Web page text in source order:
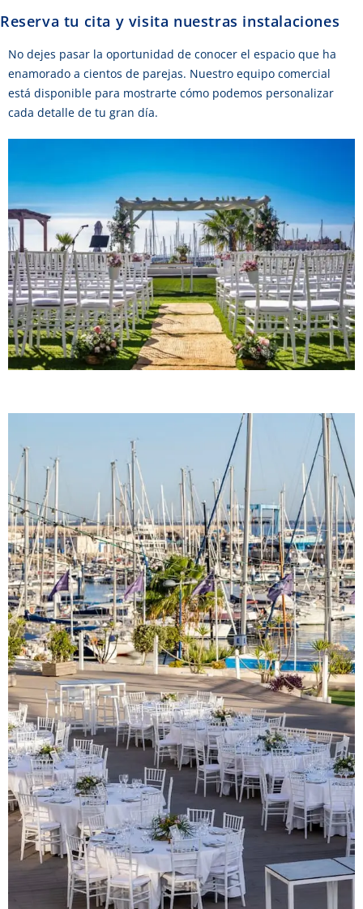
Reserva tu cita y visita nuestras instalaciones
No dejes pasar la oportunidad de conocer el espacio que ha
enamorado a cientos de parejas. Nuestro equipo comercial
está disponible para mostrarte cómo podemos personalizar
cada detalle de tu gran día.